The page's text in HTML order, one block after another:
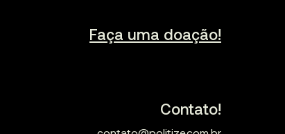
Faça uma doação!
Contato!